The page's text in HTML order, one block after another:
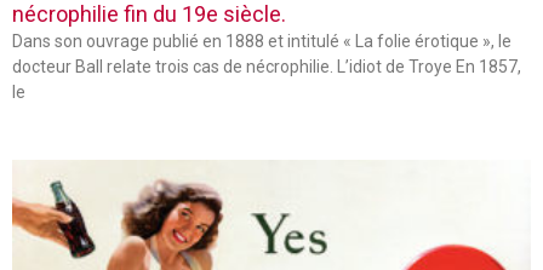
nécrophilie fin du 19e siècle.
Dans son ouvrage publié en 1888 et intitulé « La folie érotique », le
docteur Ball relate trois cas de nécrophilie. L’idiot de Troye En 1857,
le